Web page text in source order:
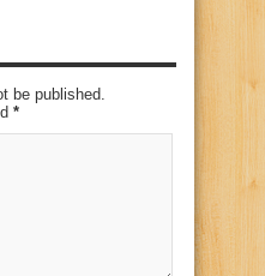
be published.
*